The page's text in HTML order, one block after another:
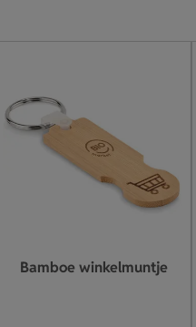
Bamboe winkelmuntje